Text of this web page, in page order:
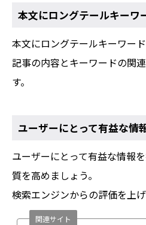
本文にロングテールキーワ
本文にロングテールキーワー
記事の内容とキーワードの関
す。
ユーザーにとって有益な情
ユーザーにとって有益な情報
質を高めましょう。
検索エンジンからの評価を上げ
関連サイト